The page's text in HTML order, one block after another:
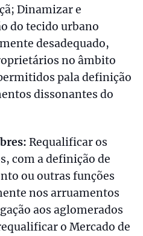
Dinamizar e
do tecido urbano
desadequado,
no âmbito
pala definição
dissonantes do
Requalificar os
com a definição de
ou outras funções
nos arruamentos
aos aglomerados
o Mercado de